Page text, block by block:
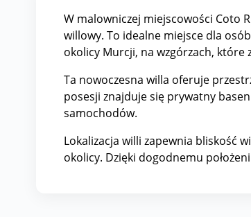
W malowniczej miejscowości Coto
willowy. To idealne miejsce dla
okolicy Murcji, na wzgórzach,
Ta nowoczesna willa oferuje
posesji znajduje się prywatny
samochodów.
Lokalizacja willi zapewnia bliskość
okolicy. Dzięki dogodnemu